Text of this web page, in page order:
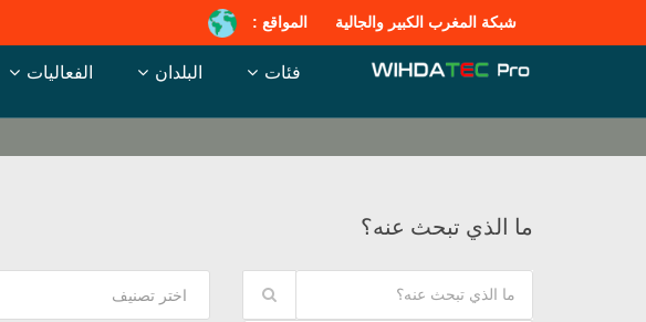
شبكة المغرب الكبير والجالية المواقع :
فئات البلدان الفعاليات
ما الذي تبحث عنه؟
اختر تصنيف